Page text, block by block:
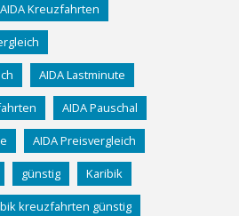
AIDA Kreuzfahrten
AIDA Lastminute
AIDA Pauschal
AIDA Preisvergleich
günstig Karibik
kreuzfahrten günstig